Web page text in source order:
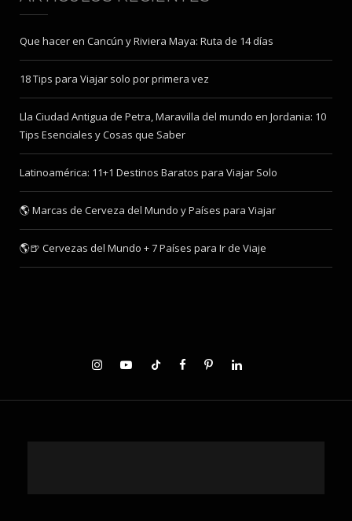
Que hacer en Cancún y Riviera Maya: Ruta de 14 días
18 Tips para Viajar solo por primera vez
Lla Ciudad Antigua de Petra, Maravilla del mundo en Jordania: 10
Tips Esenciales y Cosas que Saber
Latinoamérica: 11+1 Destinos Baratos para Viajar Solo
🌎 Marcas de Cerveza del Mundo y Países para Viajar
🌎🍺 Cervezas del Mundo + 7 Países para Ir de Viaje